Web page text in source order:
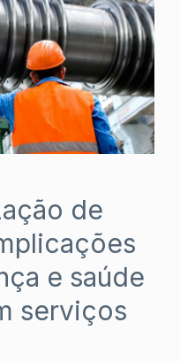
de
e saúde
serviços